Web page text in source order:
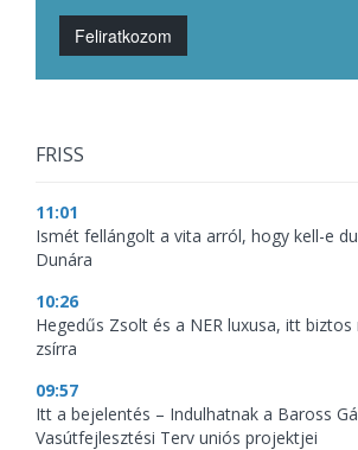
Feliratkozom
FRISS
11:01
Ismét fellángolt a vita arról, hogy kell-e
Dunára
10:26
Hegedűs Zsolt és a NER luxusa, itt
zsírra
09:57
Itt a bejelentés – Indulhatnak a Baross
Vasútfejlesztési Terv uniós projektjei